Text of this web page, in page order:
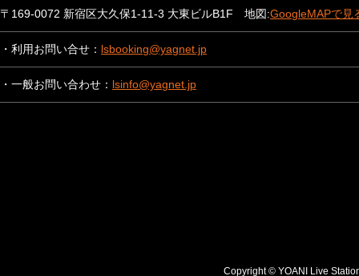
〒169-0072 新宿区大久保1-11-3 大東ビルB1F 地図:GoogleMAPで見
・利用お問い合せ： lsbooking@yagnet.jp
・一般お問い合わせ： lsinfo@yagnet.jp
Copyright © YOANI Live